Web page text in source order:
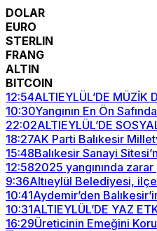
DOLAR
EURO
STERLIN
FRANG
ALTIN
BITCOIN
12:54ALTIEYLÜL’DE MÜZİK
10:30Yangının En Ön
22:02ALTIEYLÜL’DE
18:27AK Parti Balıkesir
15:48Balıkesir Sanayi
12:582025 yangınında
9:36Altıeylül Belediyesi,
10:41Aydemir’den
10:31ALTIEYLÜL’DE YAZ
16:29Üreticinin Emeğini